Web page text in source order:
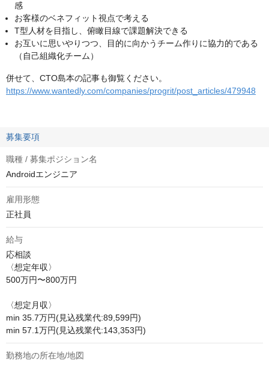
感
お客様のベネフィット視点で考える
T型人材を目指し、俯瞰目線で課題解決できる
お互いに思いやりつつ、目的に向かうチーム作りに協力的である
（自己組織化チーム）
併せて、CTO島本の記事も御覧ください。
https://www.wantedly.com/companies/progrit/post_articles/479948
募集要項
職種 / 募集ポジション名
Androidエンジニア
雇用形態
正社員
給与
応相談
〈想定年収〉
500万円〜800万円
〈想定月収〉
min 35.7万円(見込残業代:89,599円)
min 57.1万円(見込残業代:143,353円)
勤務地の所在地/地図